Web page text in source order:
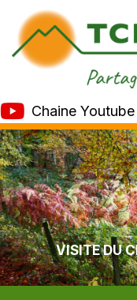
Chaine Youtube
VISITE DU